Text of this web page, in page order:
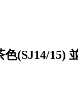
(SJ14/15)